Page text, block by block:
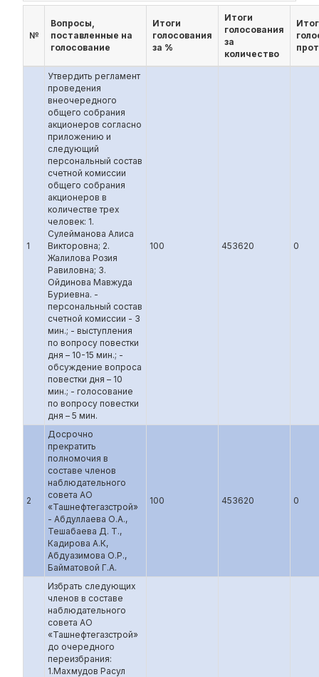
№
Вопросы,
поставленные на
голосование
Итоги
голосования
за %
Итоги
голосования
за
количество
1
Утвердить регламент
проведения
внеочередного
общего собрания
акционеров согласно
приложению и
следующий
персональный состав
счетной комиссии
общего собрания
акционеров в
количестве трех
человек: 1.
Сулейманова Алиса
Викторовна; 2.
Жалилова Розия
Равиловна; 3.
Ойдинова Мавжуда
Буриевна. -
персональный состав
счетной комиссии - 3
мин.; - выступления
по вопросу повестки
дня – 10-15 мин.; -
обсуждение вопроса
повестки дня – 10
мин.; - голосование
по вопросу повестки
дня – 5 мин.
100 453620 0
2
Досрочно
прекратить
полномочия в
составе членов
наблюдательного
совета АО
«Ташнефтегазстрой»
- Абдуллаева О.А.,
Тешабаева Д. Т.,
Кадирова А.К,
Абдуазимова О.Р.,
Байматовой Г.А.
100 453620 0
Избрать следующих
членов в составе
наблюдательного
совета АО
«Ташнефтегазстрой»
до очередного
переизбрания:
1.Махмудов Расул